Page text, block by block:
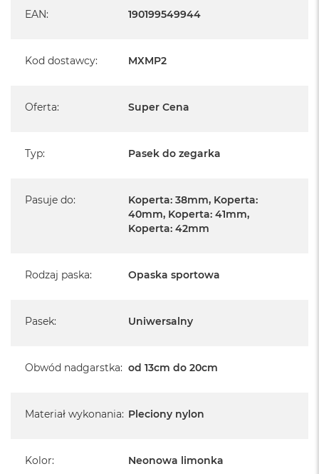
A
M
B
M
5
B
A
M
4
a
o
EAN: 190199549944
Kod dostawcy: MXMP2
Oferta: Super Cena
Typ: Pasek do zegarka
Pasuje do:
Koperta: 38mm, Koperta:
40mm, Koperta: 41mm,
Koperta: 42mm
Rodzaj paska: Opaska sportowa
Pasek: Uniwersalny
Obwód nadgarstka: od 13cm do 20cm
Materiał wykonania: Pleciony nylon
Kolor: Neonowa limonka